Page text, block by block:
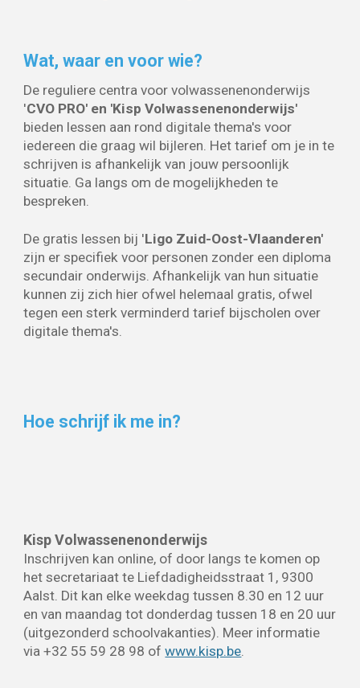
Wat, waar en voor wie?
De reguliere centra voor volwassenenonderwijs
'CVO PRO' en 'Kisp Volwassenenonderwijs'
bieden lessen aan rond digitale thema's voor
iedereen die graag wil bijleren. Het tarief om je in te
schrijven is afhankelijk van jouw persoonlijk
situatie. Ga langs om de mogelijkheden te
bespreken.
De gratis lessen bij 'Ligo Zuid-Oost-Vlaanderen'
zijn er specifiek voor personen zonder een diploma
secundair onderwijs. Afhankelijk van hun situatie
kunnen zij zich hier ofwel helemaal gratis, ofwel
tegen een sterk verminderd tarief bijscholen over
digitale thema's.
Hoe schrijf ik me in?
Kisp Volwassenenonderwijs
Inschrijven kan online, of door langs te komen op
het secretariaat te Liefdadigheidsstraat 1, 9300
Aalst. Dit kan elke weekdag tussen 8.30 en 12 uur
en van maandag tot donderdag tussen 18 en 20 uur
(uitgezonderd schoolvakanties). Meer informatie
via+32 55 59 28 98 ofwww.kisp.be.